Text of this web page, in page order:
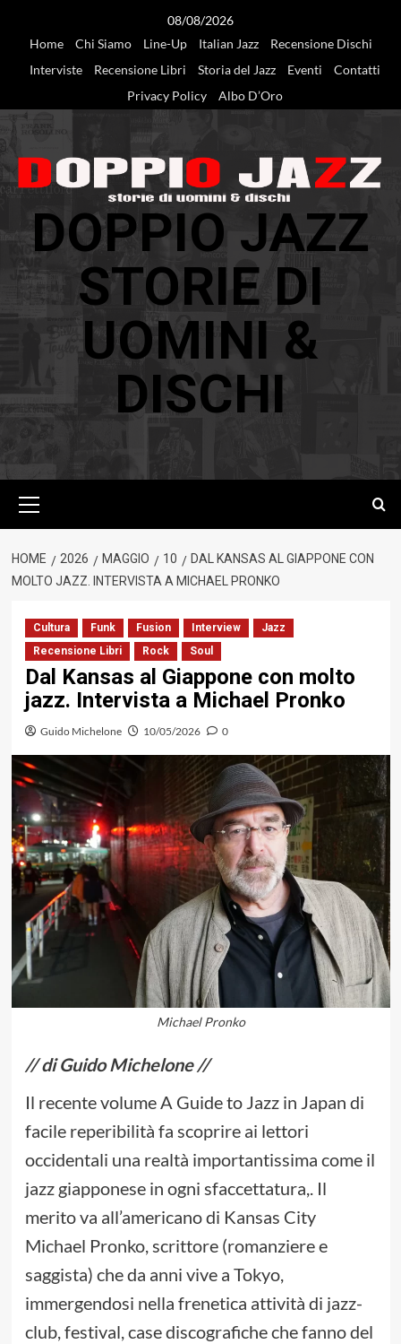
08/08/2026
Home
Chi Siamo Line-Up Italian Jazz
Recensione Dischi
Interviste
Recensione Libri Storia del Jazz Eventi
Contatti
Privacy Policy
Albo D’Oro
DOPPIO JAZZ
STORIE DI
UOMINI &
DISCHI
principale
HOME 2026 MAGGIO 10
DAL KANSAS AL GIAPPONE CON
MOLTO JAZZ. INTERVISTA A MICHAEL PRONKO
Cultura Funk Fusion Interview
Jazz
Recensione Libri
Rock Soul
Dal Kansas al Giappone con molto
jazz. Intervista a Michael Pronko
Guido Michelone 10/05/2026 0
Michael Pronko
// di Guido Michelone //
Il recente volume A Guide to Jazz in Japan di
facile reperibilità fa scoprire ai lettori
occidentali una realtà importantissima come il
jazz giapponese in ogni sfaccettatura,. Il
merito va all’americano di Kansas City
Michael Pronko, scrittore (romanziere e
saggista) che da anni vive a Tokyo,
immergendosi nella frenetica attività di jazz-
club, festival, case discografiche che fanno del